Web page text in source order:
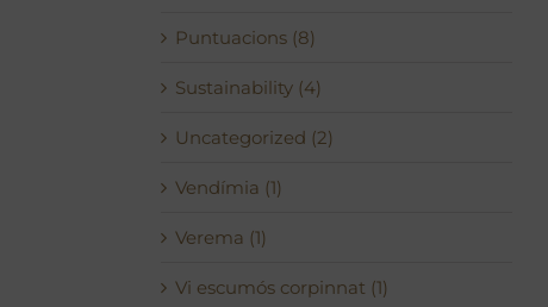
Puntuacions (8)
Sustainability (4)
Uncategorized (2)
Vendímia (1)
Verema (1)
Vi escumós corpinnat (1)